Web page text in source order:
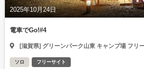
2025年10月24日
電車でGo!#4
[滋賀県] グリーンパーク山東 キャンプ場 フリ
ソロ フリーサイト